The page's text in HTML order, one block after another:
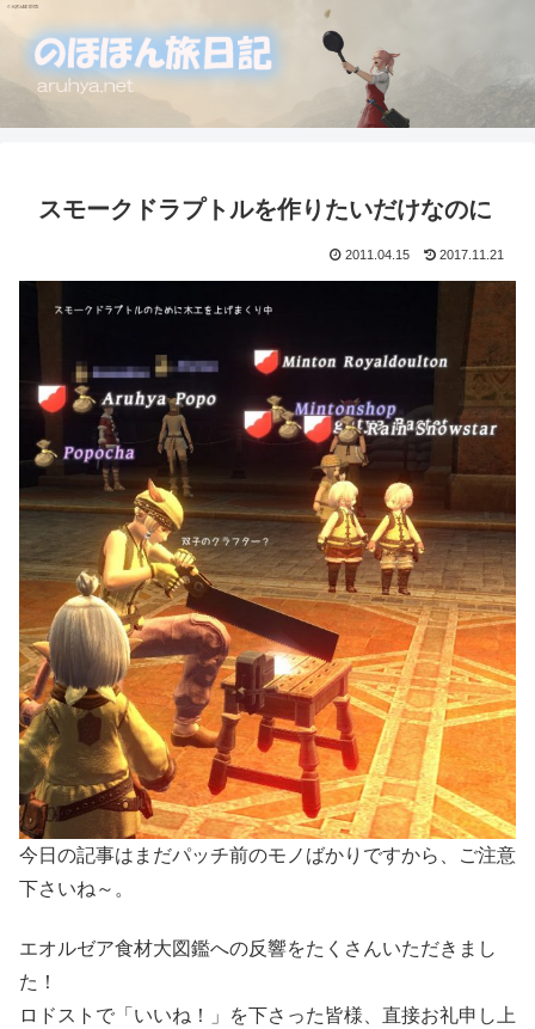
スモークドラプトルを作りたいだけなのに
2011.04.15 2017.11.21
今日の記事はまだパッチ前のモノばかりですから、ご注意
下さいね～。
エオルゼア食材大図鑑への反響をたくさんいただきまし
た！
ロドストで「いいね！」を下さった皆様、直接お礼申し上